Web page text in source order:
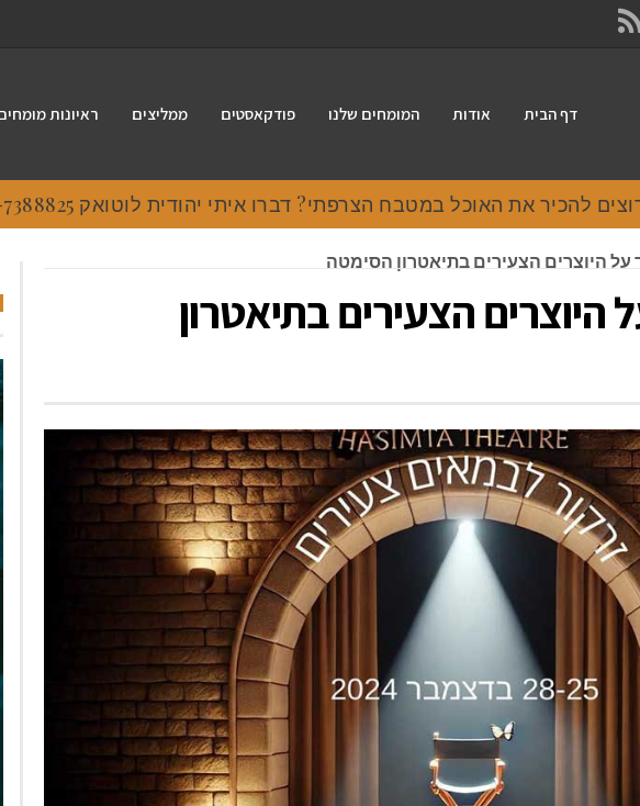
דף הבית אודות המומחים שלנו פודקאסטים ממליצים ראיונות
להכיר את האוכל במטבח הצרפתי? דברו איתי יהודית לוטואק 054-7388825.
על היוצרים הצעירים בתיאטרון הסימטה
היוצרים הצעירים בתיאטרון